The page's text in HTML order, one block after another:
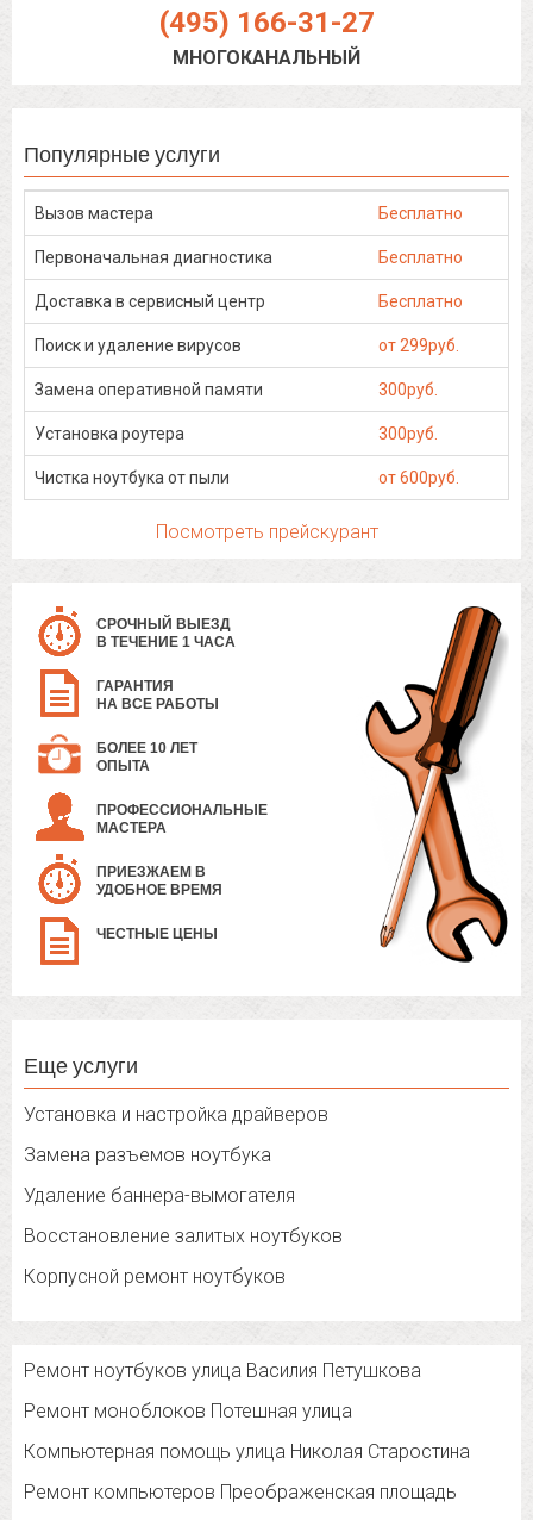
(495) 166-31-27
МНОГОКАНАЛЬНЫЙ
Популярные услуги
Вызов мастера Бесплатно
Первоначальная диагностика Бесплатно
Доставка в сервисный центр Бесплатно
Поиск и удаление вирусов от 299руб.
Замена оперативной памяти 300руб.
Установка роутера 300руб.
Чистка ноутбука от пыли от 600руб.
Посмотреть прейскурант
СРОЧНЫЙ ВЫЕЗД
В ТЕЧЕНИЕ 1 ЧАСА
ГАРАНТИЯ
НА ВСЕ РАБОТЫ
БОЛЕЕ 10 ЛЕТ
ОПЫТА
ПРОФЕССИОНАЛЬНЫЕ
МАСТЕРА
ПРИЕЗЖАЕМ В
УДОБНОЕ ВРЕМЯ
ЧЕСТНЫЕ ЦЕНЫ
Еще услуги
Установка и настройка драйверов
Замена разъемов ноутбука
Удаление баннера-вымогателя
Восстановление залитых ноутбуков
Корпусной ремонт ноутбуков
Ремонт ноутбуков улица Василия Петушкова
Ремонт моноблоков Потешная улица
Компьютерная помощь улица Николая Старостина
Ремонт компьютеров Преображенская площадь